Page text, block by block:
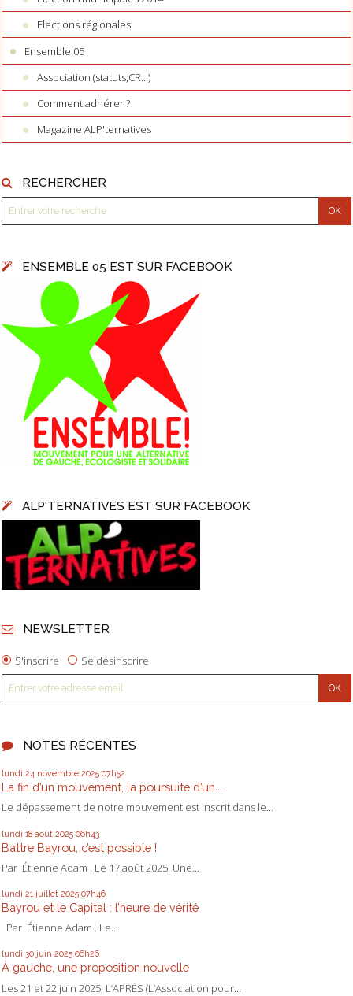
Elections régionales
Ensemble 05
Association (statuts,CR...)
Comment adhérer ?
Magazine ALP'ternatives
RECHERCHER
ENSEMBLE 05 EST SUR FACEBOOK
ALP'TERNATIVES EST SUR FACEBOOK
NEWSLETTER
S'inscrire Se désinscrire
NOTES RÉCENTES
lundi 24 novembre 2025 07h52
La fin d’un mouvement, la poursuite d’un...
Le dépassement de notre mouvement est inscrit dans le...
lundi 18 août 2025 06h43
Battre Bayrou, c’est possible !
Par Étienne Adam . Le 17 août 2025. Une...
lundi 21 juillet 2025 07h46
Bayrou et le Capital : l’heure de vérité
Par Étienne Adam . Le...
lundi 30 juin 2025 06h26
À gauche, une proposition nouvelle
Les 21 et 22 juin 2025, L’APRÈS (L’Association pour...